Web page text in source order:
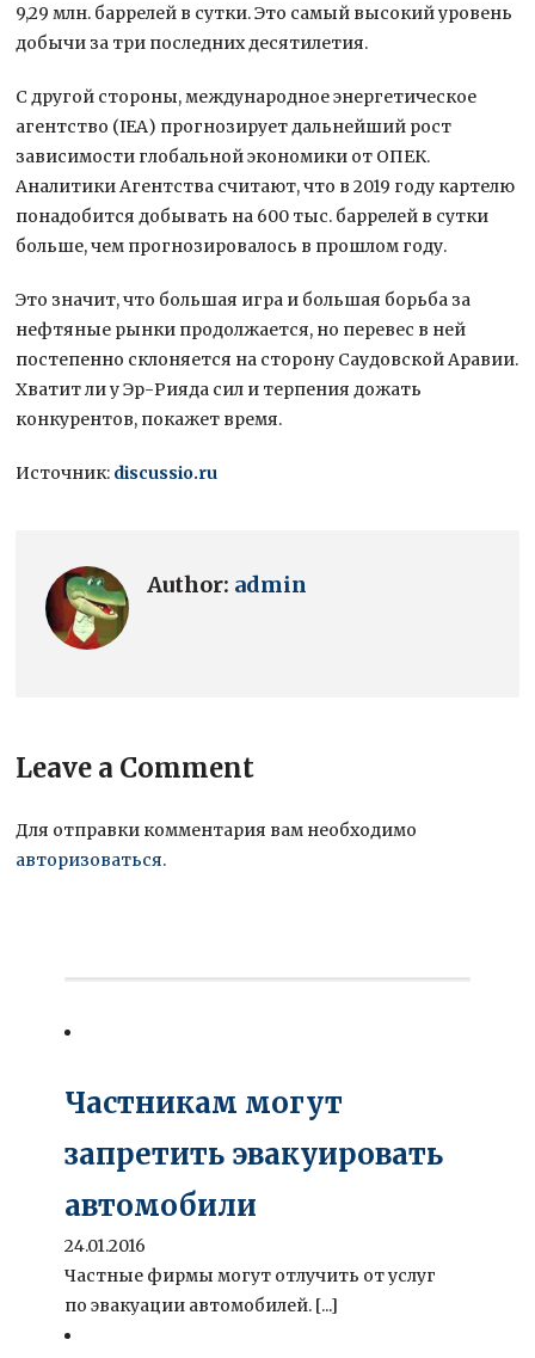
9,29 млн. баррелей в сутки. Это самый высокий уровень
добычи за три последних десятилетия.
С другой стороны, международное энергетическое
агентство (IEA) прогнозирует дальнейший рост
зависимости глобальной экономики от ОПЕК.
Аналитики Агентства считают, что в 2019 году картелю
понадобится добывать на 600 тыс. баррелей в сутки
больше, чем прогнозировалось в прошлом году.
Это значит, что большая игра и большая борьба за
нефтяные рынки продолжается, но перевес в ней
постепенно склоняется на сторону Саудовской Аравии.
Хватит ли у Эр-Рияда сил и терпения дожать
конкурентов, покажет время.
Источник: discussio.ru
Author: admin
Leave a Comment
Для отправки комментария вам необходимо
авторизоваться.
Частникам могут
запретить эвакуировать
автомобили
24.01.2016
Частные фирмы могут отлучить от услуг
по эвакуации автомобилей. [...]